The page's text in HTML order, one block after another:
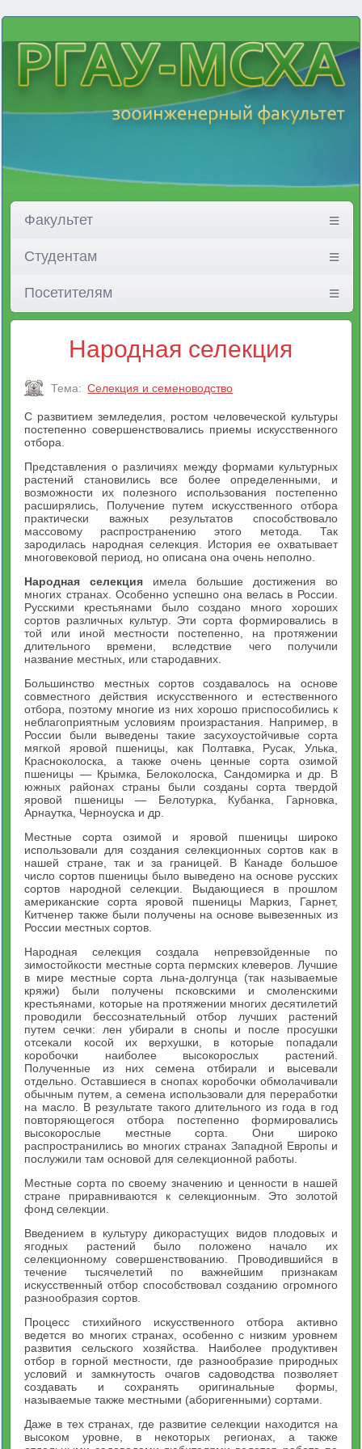
Факультет
Студентам
Посетителям
Народная селекция
Тема: Селекция и семеноводство
С развитием земледелия, ростом человеческой культуры
постепенно совершенствовались приемы искусственного
отбора.
Представления о различиях между формами культурных
растений становились все более определенными, и
возможности их полезного использования постепенно
расширялись, Получение путем искусственного отбора
практически важных результатов способствовало
массовому распространению этого метода. Так
зародилась народная селекция. История ее охватывает
многовековой период, но описана она очень неполно.
Народная селекция имела большие достижения во
многих странах. Особенно успешно она велась в России.
Русскими крестьянами было создано много хороших
сортов различных культур. Эти сорта формировались в
той или иной местности постепенно, на протяжении
длительного времени, вследствие чего получили
название местных, или стародавних.
Большинство местных сортов создавалось на основе
совместного действия искусственного и естественного
отбора, поэтому многие из них хорошо приспособились к
неблагоприятным условиям произрастания. Например, в
России были выведены такие засухоустойчивые сорта
мягкой яровой пшеницы, как Полтавка, Русак, Улька,
Красноколоска, а также очень ценные сорта озимой
пшеницы — Крымка, Белоколоска, Сандомирка и др. В
южных районах страны были созданы сорта твердой
яровой пшеницы — Белотурка, Кубанка, Гарновка,
Арнаутка, Черноуска и др.
Местные сорта озимой и яровой пшеницы широко
использовали для создания селекционных сортов как в
нашей стране, так и за границей. В Канаде большое
число сортов пшеницы было выведено на основе русских
сортов народной селекции. Выдающиеся в прошлом
американские сорта яровой пшеницы Маркиз, Гарнет,
Китченер также были получены на основе вывезенных из
России местных сортов.
Народная селекция создала непревзойденные по
зимостойкости местные сорта пермских клеверов. Лучшие
в мире местные сорта льна-долгунца (так называемые
кряжи) были получены псковскими и смоленскими
крестьянами, которые на протяжении многих десятилетий
проводили бессознательный отбор лучших растений
путем сечки: лен убирали в снопы и после просушки
отсекали косой их верхушки, в которые попадали
коробочки наиболее высокорослых растений.
Полученные из них семена отбирали и высевали
отдельно. Оставшиеся в снопах коробочки обмолачивали
обычным путем, а семена использовали для переработки
на масло. В результате такого длительного из года в год
повторяющегося отбора постепенно формировались
высокорослые местные сорта. Они широко
распространились во многих странах Западной Европы и
послужили там основой для селекционной работы.
Местные сорта по своему значению и ценности в нашей
стране приравниваются к селекционным. Это золотой
фонд селекции.
Введением в культуру дикорастущих видов плодовых и
ягодных растений было положено начало их
селекционному совершенствованию. Проводившийся в
течение тысячелетий по важнейшим признакам
искусственный отбор способствовал созданию огромного
разнообразия сортов.
Процесс стихийного искусственного отбора активно
ведется во многих странах, особенно с низким уровнем
развития сельского хозяйства. Наиболее продуктивен
отбор в горной местности, где разнообразие природных
условий и замкнутость очагов садоводства позволяет
создавать и сохранять оригинальные формы,
называемые также местными (аборигенными) сортами.
Даже в тех странах, где развитие селекции находится на
высоком уровне, в некоторых регионах, а также